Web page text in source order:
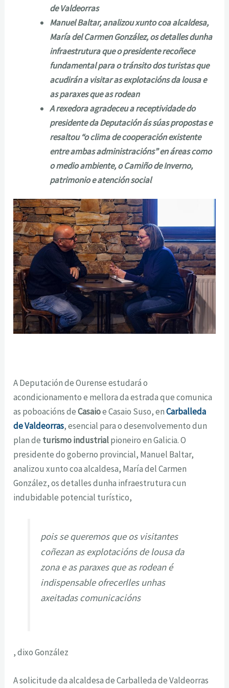
de Valdeorras
Manuel Baltar, analizou xunto coa alcaldesa,
María del Carmen González, os detalles dunha
infraestrutura que o presidente recoñece
fundamental para o tránsito dos turistas que
acudirán a visitar as explotacións da lousa e
as paraxes que as rodean
A rexedora agradeceu a receptividade do
presidente da Deputación ás súas propostas e
resaltou “o clima de cooperación existente
entre ambas administracións” en áreas como
o medio ambiente, o Camiño de Inverno,
patrimonio e atención social
A Deputación de Ourense estudará o
acondicionamento e mellora da estrada que comunica
as poboacións deCasaioe Casaio Suso, enCarballeda
de Valdeorras, esencial para o desenvolvemento dun
plan de turismo industrialpioneiro en Galicia. O
presidente do goberno provincial, Manuel Baltar,
analizou xunto coa alcaldesa, María del Carmen
González, os detalles dunha infraestrutura cun
indubidable potencial turístico,
pois se queremos que os visitantes
coñezan as explotacións de lousa da
zona e as paraxes que as rodean é
indispensable ofrecerlles unhas
axeitadas comunicacións
, dixo González
A solicitude da alcaldesa de Carballeda de Valdeorras